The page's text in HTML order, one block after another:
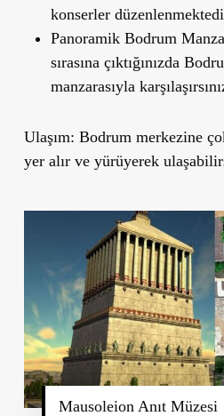
konserler
Panoramik Bodrum
sırasına çıktığınızda
manzarasıyla
Ulaşım: Bodrum merkezine
yer alır ve yürüyerek
Mausoleion Anıt Müzesi